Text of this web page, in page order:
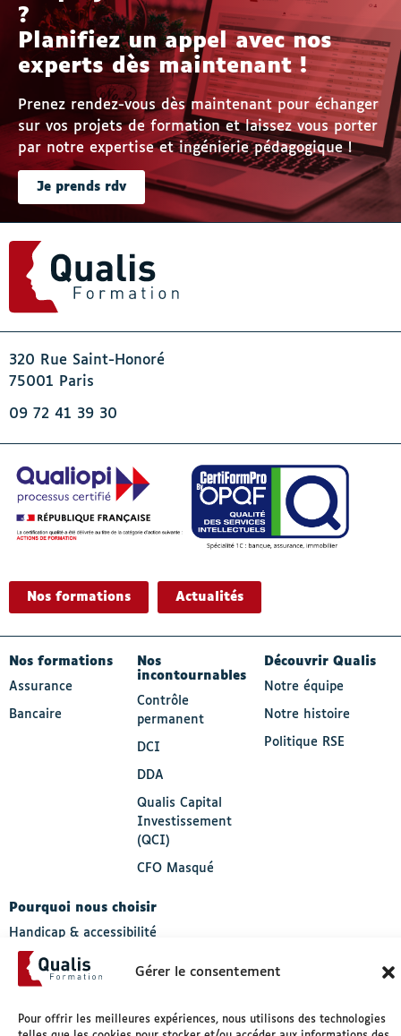
Gérer le consentement
Pour offrir les meilleures expériences, nous utilisons des technologies
?
Planifiez un appel avec nos
experts dès maintenant !
Prenez rendez-vous dès maintenant pour échanger
sur vos projets de formation et laissez vous porter
par notre expertise et ingénierie pédagogique !
Je prends rdv
320 Rue Saint-Honoré
75001 Paris
09 72 41 39 30
Nos formations
- Actif
Actualités
Nos formations
Assurance
Bancaire
Nos
incontournables
Contrôle
permanent
DCI
DDA
Qualis Capital
Investissement
(QCI)
CFO Masqué
Découvrir Qualis
Notre équipe
Notre histoire
Politique RSE
Pourquoi nous choisir
Handicap & accessibilité
Nos solutions
© 2026 Qualis formation.